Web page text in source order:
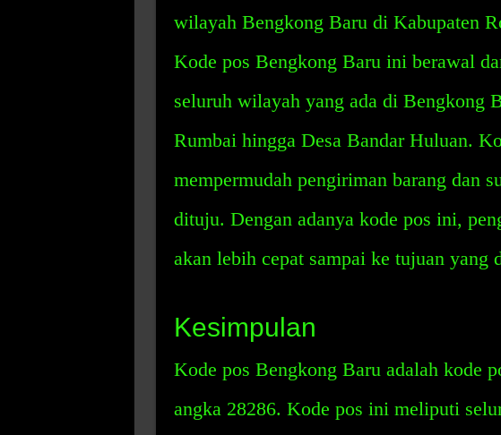
wilayah Bengkong Baru di Kabupaten
Kode pos Bengkong Baru ini berawal
seluruh wilayah yang ada di Bengkong
Rumbai hingga Desa Bandar Huluan.
mempermudah pengiriman barang dan
dituju. Dengan adanya kode pos ini,
akan lebih cepat sampai ke tujuan yang
Kesimpulan
Kode pos Bengkong Baru adalah kode
angka 28286. Kode pos ini meliputi